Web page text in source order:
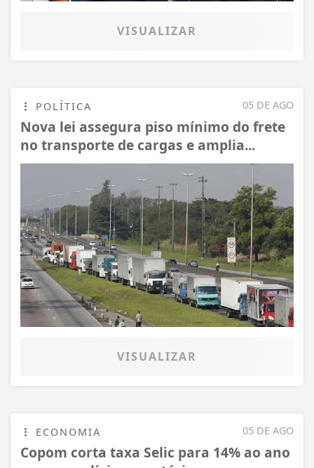
VISUALIZAR
05 DE AGO
POLÍTICA
Nova lei assegura piso mínimo do frete
no transporte de cargas e amplia...
VISUALIZAR
05 DE AGO
ECONOMIA
Copom corta taxa Selic para 14% ao ano